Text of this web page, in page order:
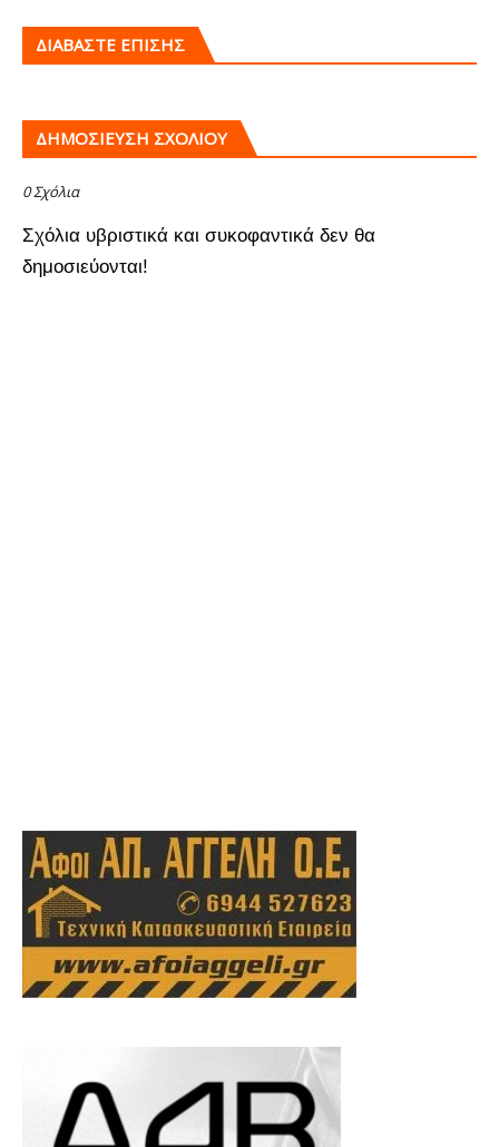
ΔΙΑΒΑΣΤΕ ΕΠΙΣΗΣ
ΔΗΜΟΣΊΕΥΣΗ ΣΧΟΛΊΟΥ
0 Σχόλια
Σχόλια υβριστικά και συκοφαντικά δεν θα
δημοσιεύονται!